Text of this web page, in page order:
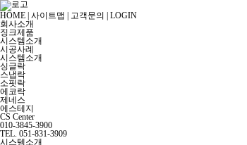
HOME 사이트맵 고객문의
LOGIN
회사소개
징크제품
시스템소개
시공사례
시스템소개
싱글락
스냅락
소핏락
에코락
제네스
에스테지
CS Center
010-3845-3900
TEL. 051-831-3909
시스템소개